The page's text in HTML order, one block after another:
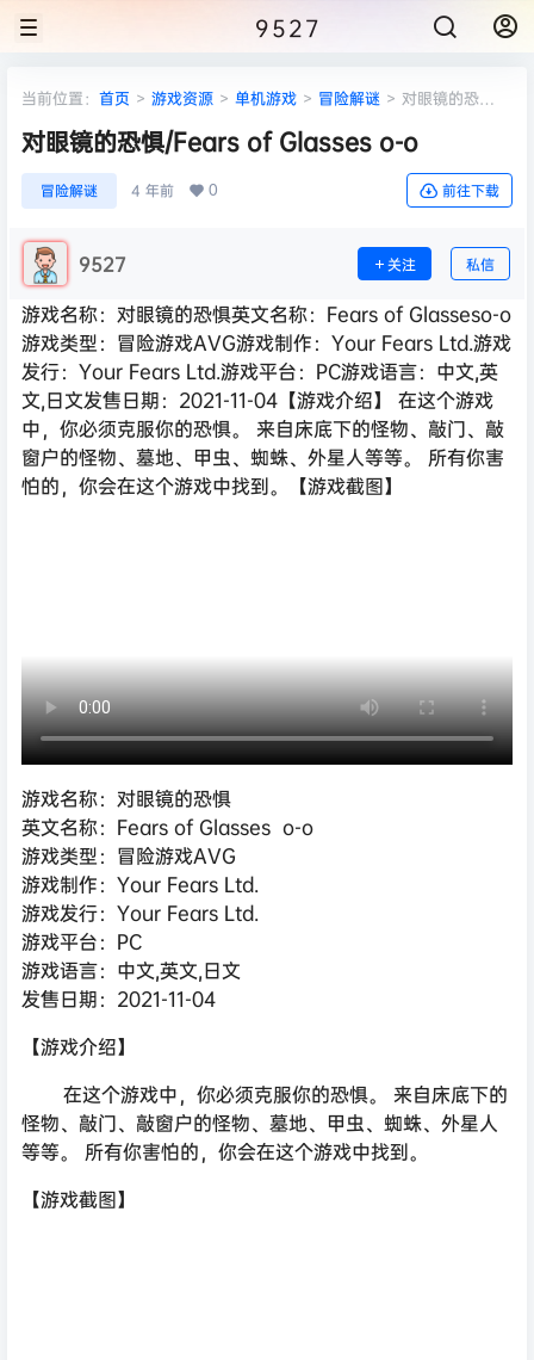
9527
当前位置： 首页 > 游戏资源 > 单机游戏 > 冒险解谜 > 对眼镜的恐
对眼镜的恐惧/Fears of Glasses o-o
冒险解谜 4 年前 0 前往下载
9527 关注 私信
游戏名称：对眼镜的恐惧英文名称：Fears of Glasseso-o
游戏类型：冒险游戏AVG游戏制作：Your Fears Ltd.游戏
发行：Your Fears Ltd.游戏平台：PC游戏语言：中文,英
文,日文发售日期：2021-11-04【游戏介绍】 在这个游戏
中，你必须克服你的恐惧。 来自床底下的怪物、敲门、敲
窗户的怪物、墓地、甲虫、蜘蛛、外星人等等。 所有你害
怕的，你会在这个游戏中找到。【游戏截图】
游戏名称：对眼镜的恐惧
英文名称：Fears of Glasses o-o
游戏类型：冒险游戏AVG
游戏制作：Your Fears Ltd.
游戏发行：Your Fears Ltd.
游戏平台：PC
游戏语言：中文,英文,日文
发售日期：2021-11-04
【游戏介绍】
在这个游戏中，你必须克服你的恐惧。 来自床底下的
怪物、敲门、敲窗户的怪物、墓地、甲虫、蜘蛛、外星人
等等。 所有你害怕的，你会在这个游戏中找到。
【游戏截图】